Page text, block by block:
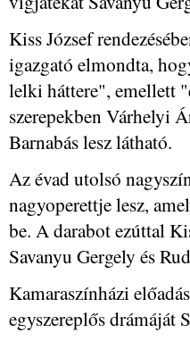
Kiss József
igazgató elmondta,
lelki háttere", emellett
szerepekben Várhelyi
Barnabás lesz látható.
Az évad utolsó
nagyoperettje lesz,
be. A darabot ezúttal
Savanyu Gergely és
Kamaraszínházi
egyszereplős drámáját